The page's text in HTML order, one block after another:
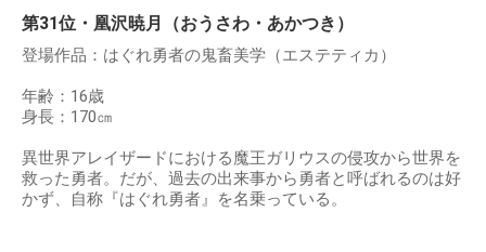
第31位・凰沢暁月（おうさわ・あかつき）
登場作品：はぐれ勇者の鬼畜美学（エステティカ）
年齢：16歳
身長：170㎝
異世界アレイザードにおける魔王ガリウスの侵攻から世界を
救った勇者。だが、過去の出来事から勇者と呼ばれるのは好
かず、自称『はぐれ勇者』を名乗っている。